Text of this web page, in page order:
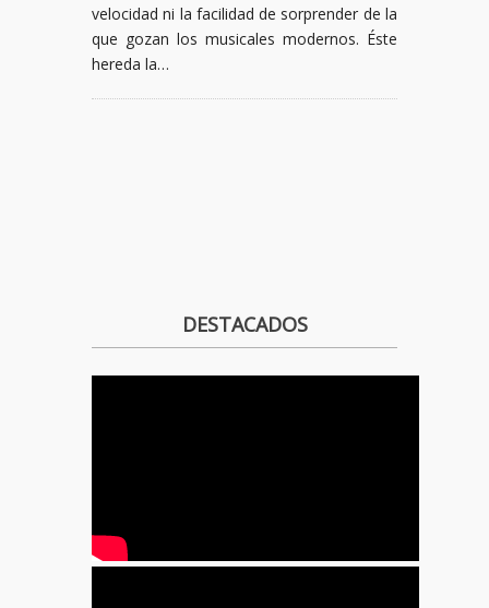
velocidad ni la facilidad de sorprender de la
que gozan los musicales modernos. Éste
hereda la…
DESTACADOS